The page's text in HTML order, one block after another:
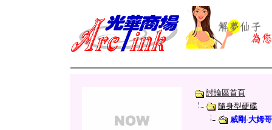
討論區首頁
隨身型硬碟
威剛-大姆